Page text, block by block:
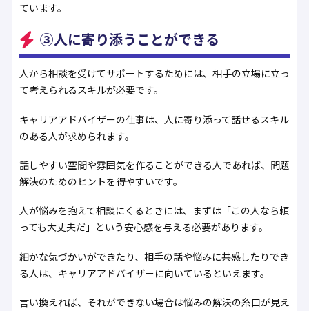
ています。
③人に寄り添うことができる
人から相談を受けてサポートするためには、相手の立場に立っ
て考えられるスキルが必要です。
キャリアアドバイザーの仕事は、人に寄り添って話せるスキル
のある人が求められます。
話しやすい空間や雰囲気を作ることができる人であれば、問題
解決のためのヒントを得やすいです。
人が悩みを抱えて相談にくるときには、まずは「この人なら頼
っても大丈夫だ」という安心感を与える必要があります。
細かな気づかいができたり、相手の話や悩みに共感したりでき
る人は、キャリアアドバイザーに向いているといえます。
言い換えれば、それができない場合は悩みの解決の糸口が見え